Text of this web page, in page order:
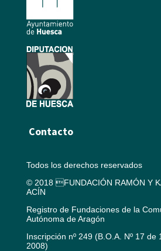
Contacto
Todos los derechos reservados
© 2018 FUNDACIÓN RAMÓN Y
ACÍN
Registro de Fundaciones de la
Autónoma de Aragón
Inscripción nº 249 (B.O.A. Nº 17 de
2008)